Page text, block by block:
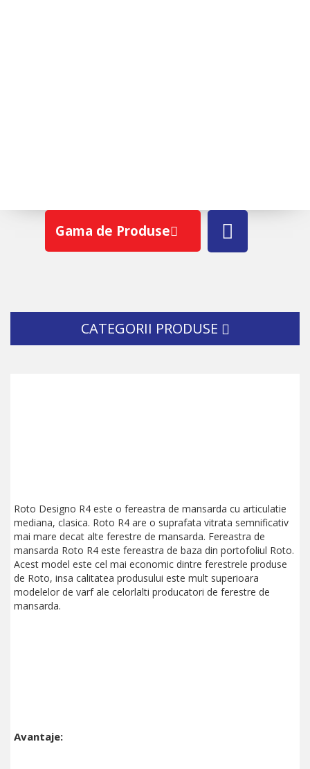
Gama de Produse
CATEGORII PRODUSE
Roto Designo R4 este o fereastra de mansarda cu articulatie
mediana, clasica. Roto R4 are o suprafata vitrata semnificativ
mai mare decat alte ferestre de mansarda. Fereastra de
mansarda Roto R4 este fereastra de baza din portofoliul Roto.
Acest model este cel mai economic dintre ferestrele produse
de Roto, insa calitatea produsului este mult superioara
modelelor de varf ale celorlalti producatori de ferestre de
mansarda.
Avantaje: